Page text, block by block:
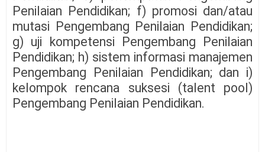
Penilaian Pendidikan; f) promosi dan/atau
mutasi Pengembang Penilaian Pendidikan;
g) uji kompetensi Pengembang Penilaian
Pendidikan; h) sistem informasi manajemen
Pengembang Penilaian Pendidikan; dan i)
kelompok rencana suksesi (talent pool)
Pengembang Penilaian Pendidikan.